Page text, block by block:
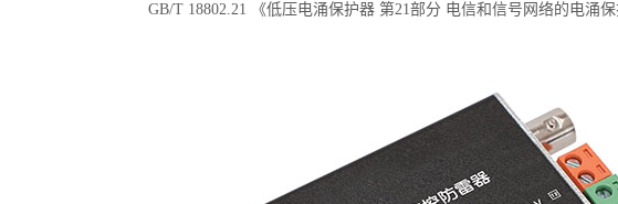
GB/T 18802.21 《低压电涌保护器 第21部分 电信和信号网络的电涌